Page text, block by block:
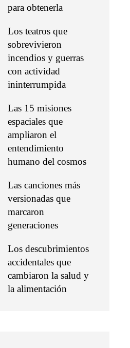
para obtenerla
Los teatros que
sobrevivieron
incendios y guerras
con actividad
ininterrumpida
Las 15 misiones
espaciales que
ampliaron el
entendimiento
humano del cosmos
Las canciones más
versionadas que
marcaron
generaciones
Los descubrimientos
accidentales que
cambiaron la salud y
la alimentación